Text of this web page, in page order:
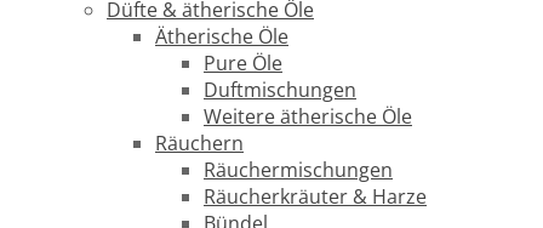
Düfte & ätherische Öle
Ätherische Öle
Pure Öle
Duftmischungen
Weitere ätherische Öle
Räuchern
Räuchermischungen
Räucherkräuter & Harze